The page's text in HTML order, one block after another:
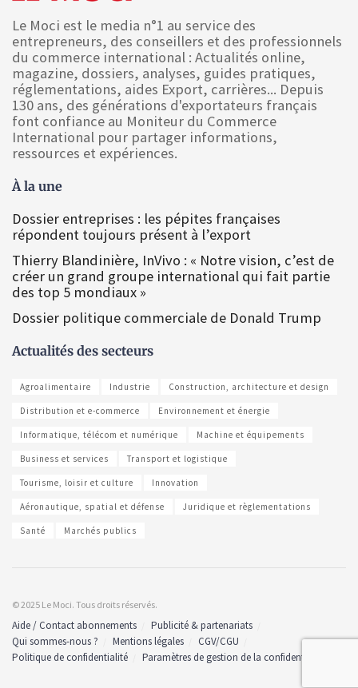
Le Moci est le media n°1 au service des
entrepreneurs, des conseillers et des professionnels
du commerce international : Actualités online,
magazine, dossiers, analyses, guides pratiques,
réglementations, aides Export, carrières... Depuis
130 ans, des générations d'exportateurs français
font confiance au Moniteur du Commerce
International pour partager informations,
ressources et expériences.
À la une
Dossier entreprises : les pépites françaises
répondent toujours présent à l’export
Thierry Blandinière, InVivo : « Notre vision, c’est de
créer un grand groupe international qui fait partie
des top 5 mondiaux »
Dossier politique commerciale de Donald Trump
Actualités des secteurs
Agroalimentaire Industrie Construction, architecture et design
Distribution et e-commerce Environnement et énergie
Informatique, télécom et numérique Machine et équipements
Business et services Transport et logistique
Tourisme, loisir et culture Innovation
Aéronautique, spatial et défense Juridique et règlementations
Santé Marchés publics
© 2025 Le Moci. Tous droits réservés.
Aide / Contact abonnements
Publicité & partenariats
Qui sommes-nous ?
Mentions légales
CGV/CGU
Politique de confidentialité
Paramètres de gestion de la confidentialité